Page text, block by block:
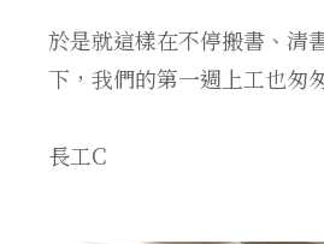
於是就這樣在不停搬書、清
下，我們的第一週上工也匆
長工C